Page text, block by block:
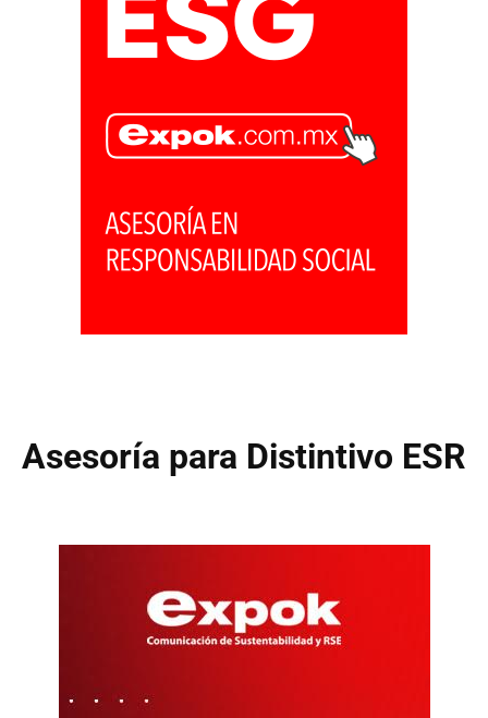
Asesoría para Distintivo ESR